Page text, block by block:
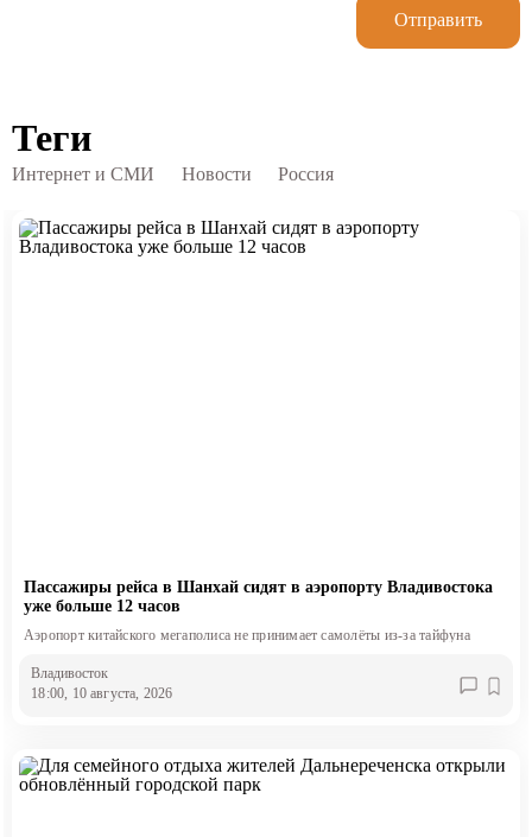
Отправить
Теги
Интернет и СМИ Новости Россия
Пассажиры рейса в Шанхай сидят в аэропорту Владивостока
уже больше 12 часов
Аэропорт китайского мегаполиса не принимает самолёты из-за тайфуна
Владивосток
18:00, 10 августа, 2026